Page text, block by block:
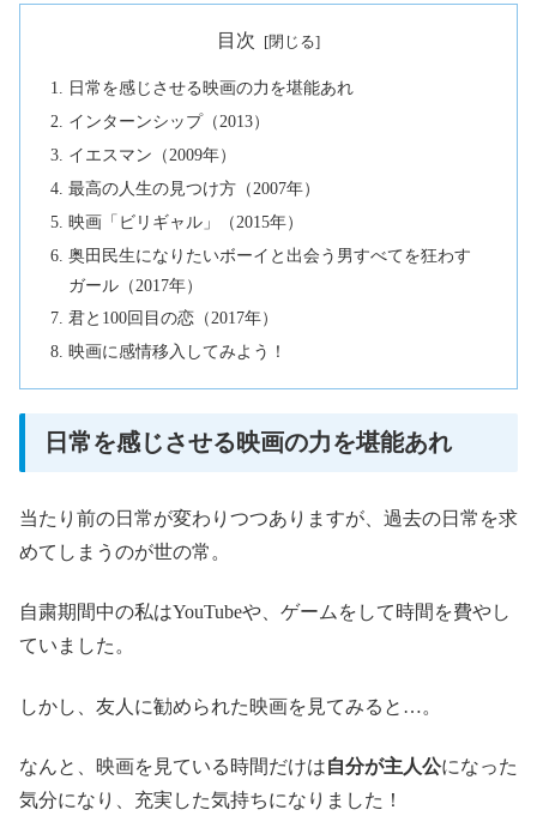
目次
日常を感じさせる映画の力を堪能あれ
インターンシップ（2013）
イエスマン（2009年）
最高の人生の見つけ方（2007年）
映画「ビリギャル」（2015年）
奥田民生になりたいボーイと出会う男すべてを狂わす
ガール（2017年）
君と100回目の恋（2017年）
映画に感情移入してみよう！
日常を感じさせる映画の力を堪能あれ
当たり前の日常が変わりつつありますが、過去の日常を求
めてしまうのが世の常。
自粛期間中の私はYouTubeや、ゲームをして時間を費やし
ていました。
しかし、友人に勧められた映画を見てみると…。
なんと、映画を見ている時間だけは自分が主人公になった
気分になり、充実した気持ちになりました！